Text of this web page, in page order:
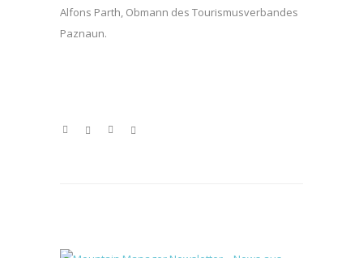
Alfons Parth, Obmann des Tourismusverbandes
Paznaun.